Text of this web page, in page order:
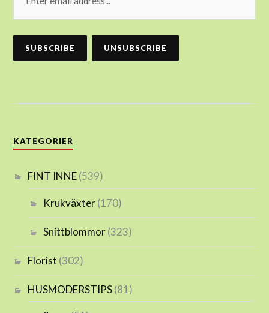
KATEGORIER
FINT INNE(539)
Krukväxter(170)
Snittblommor(323)
Florist (302)
HUSMODERSTIPS(81)